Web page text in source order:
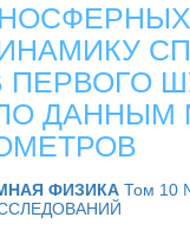
ПЕРВОГО
ДАННЫМ
ФИЗИКА Том 10